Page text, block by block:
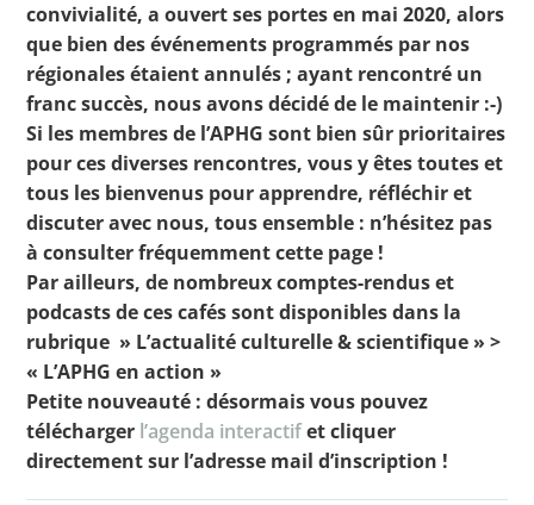
Toutes les actualités
Les rendez-vous de l’APHG
Concours de recrutement
Concours scolaires
Conférences, tables rondes
Critique d’ouvrages publiés
convivialité, a ouvert ses portes en mai 2020, alors
que bien des événements programmés par nos
régionales étaient annulés ; ayant rencontré un
franc succès, nous avons décidé de le maintenir :-)
Si les membres de l’APHG sont bien sûr prioritaires
pour ces diverses rencontres, vous y êtes toutes et
tous les bienvenus pour apprendre, réfléchir et
discuter avec nous, tous ensemble : n’hésitez pas
à consulter fréquemment cette page !
Par ailleurs, de nombreux comptes-rendus et
podcasts de ces cafés sont disponibles dans la
rubrique » L’actualité culturelle & scientifique » >
« L’APHG en action »
Petite nouveauté : désormais vous pouvez
télécharger l’agenda interactifet cliquer
directement sur l’adresse mail d’inscription !